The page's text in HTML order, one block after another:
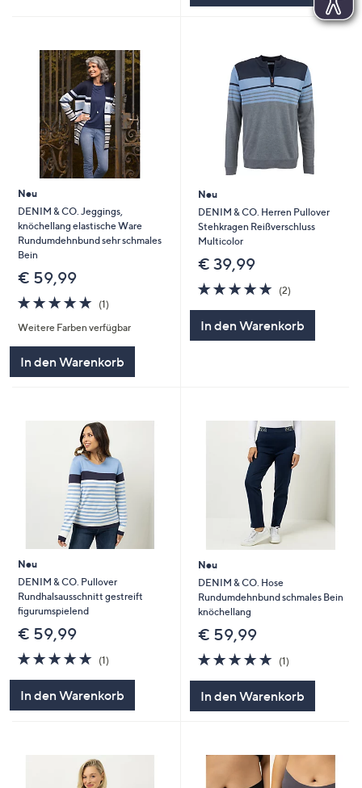
Neu
DENIM & CO. Jeggings,
knöchellang elastische Ware
Rundumdehnbund sehr schmales
Bein
€ 59,99
5.0
von
5
(1)
Weitere Farben verfügbar
In den Warenkorb
Neu
DENIM & CO. Herren Pullover
Stehkragen Reißverschluss
Multicolor
€ 39,99
5.0
von
5
(2)
In den Warenkorb
Neu
DENIM & CO. Pullover
Rundhalsausschnitt gestreift
figurumspielend
€ 59,99
5.0
von
(1)
In den Warenkorb
Neu
DENIM & CO. Hose
Rundumdehnbund schmales Bein
knöchellang
€ 59,99
5.0
von
5
(1)
In den Warenkorb